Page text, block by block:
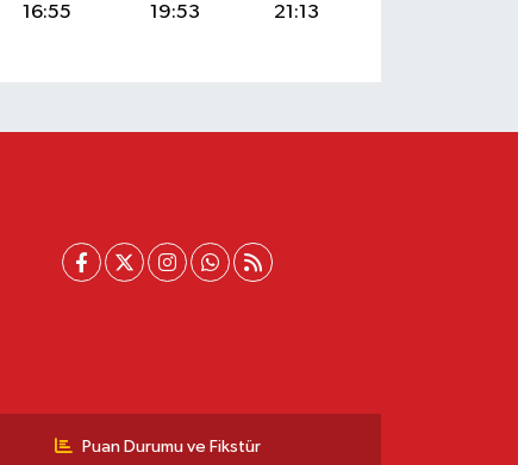
16:55 19:53 21:13
Puan Durumu ve Fikstür